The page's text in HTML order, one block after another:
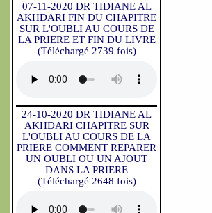
07-11-2020 DR TIDIANE AL
AKHDARI FIN DU CHAPITRE
SUR L'OUBLI AU COURS DE
LA PRIERE ET FIN DU LIVRE
(Téléchargé 2739 fois)
24-10-2020 DR TIDIANE AL
AKHDARI CHAPITRE SUR
L'OUBLI AU COURS DE LA
PRIERE COMMENT REPARER
UN OUBLI OU UN AJOUT
DANS LA PRIERE
(Téléchargé 2648 fois)